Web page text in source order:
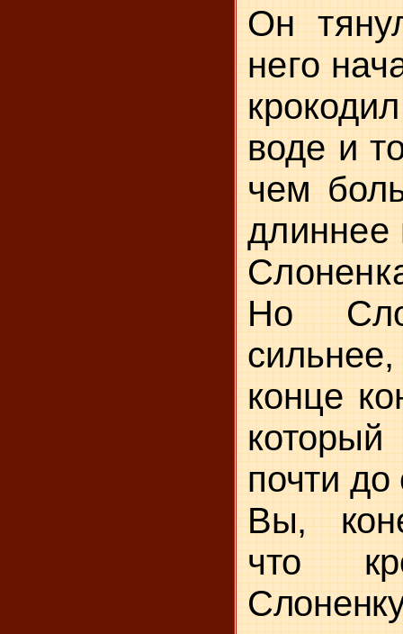
Он
него
воде и
чем
длиннее
Но
конце
почти
Вы,
что